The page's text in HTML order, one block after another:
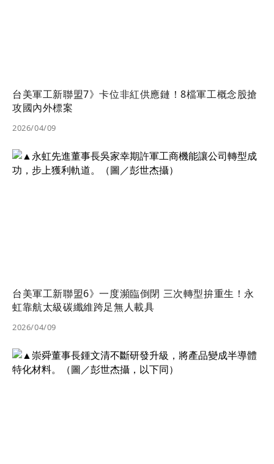
台美軍工新聯盟7》卡位非紅供應鏈！8檔軍工概念股搶
攻國內外標案
2026/04/09
台美軍工新聯盟6》一度瀕臨倒閉 三次轉型拚重生！永
虹靠航太級碳纖維跨足無人載具
2026/04/09